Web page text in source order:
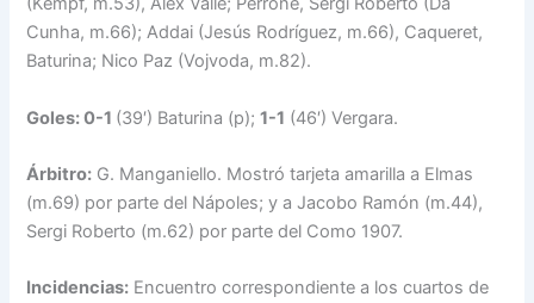
Cunha, m.66); Addai (Jesús Rodríguez, m.66), Caqueret,
Baturina; Nico Paz (Vojvoda, m.82).
Goles:0-1 (39′) Baturina (p);1-1 (46′) Vergara.
Árbitro: G. Manganiello. Mostró tarjeta amarilla a Elmas
(m.69) por parte del Nápoles; y a Jacobo Ramón (m.44),
Sergi Roberto (m.62) por parte del Como 1907.
Incidencias: Encuentro correspondiente a los cuartos de